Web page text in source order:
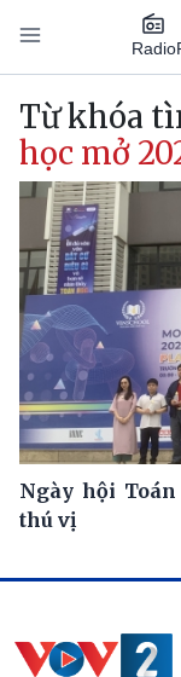
Nhảy đến nội dung
Radio
Main
Từ khóa
học mở
Ngày hội
thú vị